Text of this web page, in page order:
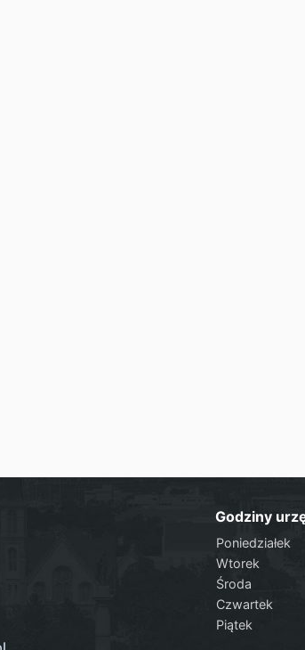
Godziny
Poniedziałek
Wtorek
Środa
Czwartek
Piątek